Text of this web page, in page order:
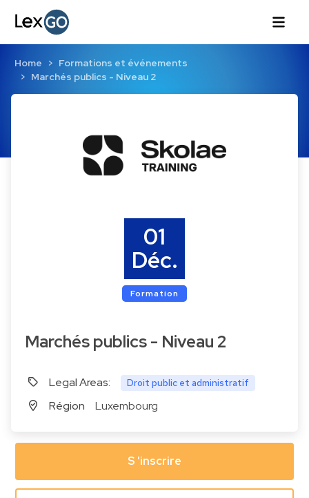
Home
Formations et événements
Marchés publics - Niveau 2
Marchés publics - Niveau 2
Legal Areas: Droit public et administratif
Région Luxembourg
01
Déc.
Formation
S 'inscrire